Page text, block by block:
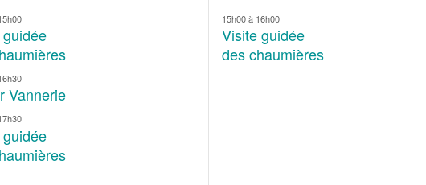
Vannerie
évènement,
15h00à 16h00
Visite guidée
des chaumières